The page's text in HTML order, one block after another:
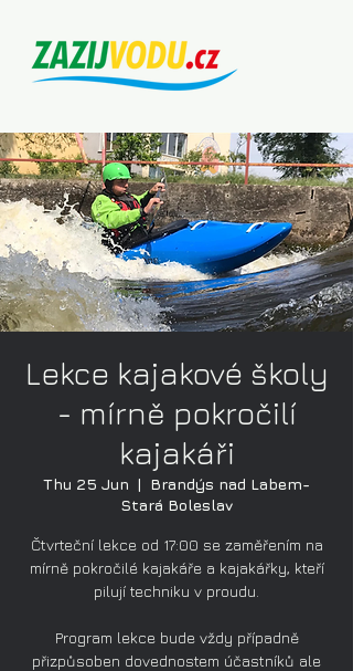
Lekce kajakové školy
- mírně pokročilí
kajakáři
Thu 25 Jun
  |
Brandýs nad Labem-
Stará Boleslav
Čtvrteční lekce od 17:00 se zaměřením na
mírně pokročilé kajakáře a kajakářky, kteří
pilují techniku v proudu.
Program lekce bude vždy případně
přizpůsoben dovednostem účastníků ale